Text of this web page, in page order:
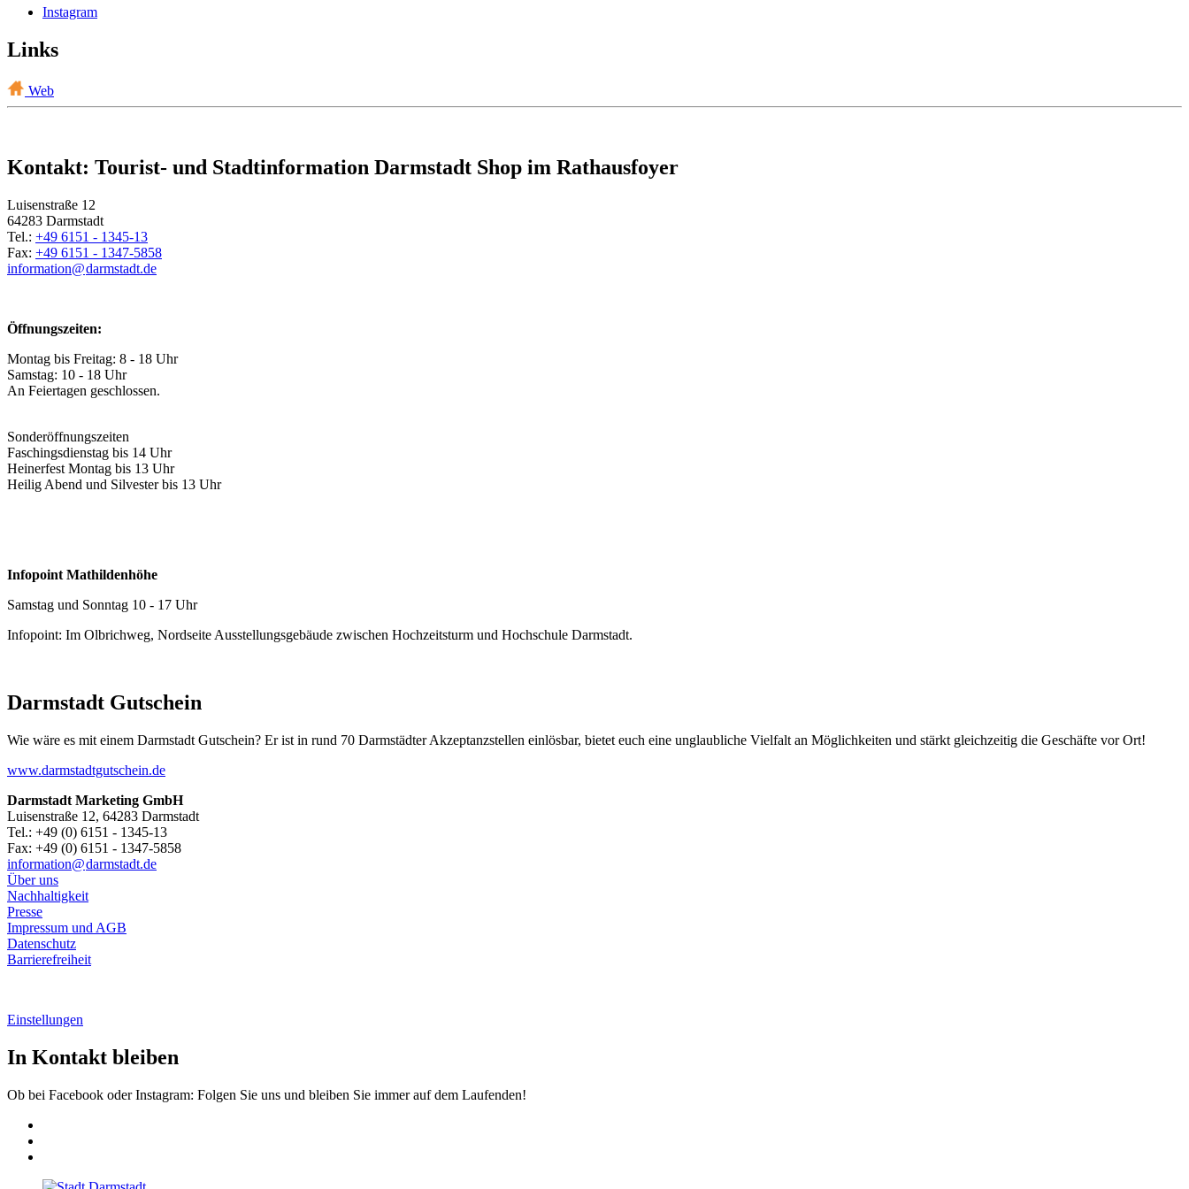
Instagram
Links
Web
Kontakt: Tourist- und Stadtinformation Darmstadt Shop im Rathausfoyer
Luisenstraße 12
64283 Darmstadt
Tel.: +49 6151 - 1345-13
Fax: +49 6151 - 1347-5858
information@darmstadt.de
Öffnungszeiten:
Montag bis Freitag: 8 - 18 Uhr
Samstag: 10 - 18 Uhr
An Feiertagen geschlossen.
Sonderöffnungszeiten
Faschingsdienstag bis 14 Uhr
Heinerfest Montag bis 13 Uhr
Heilig Abend und Silvester bis 13 Uhr
Infopoint Mathildenhöhe
Samstag und Sonntag 10 - 17 Uhr
Infopoint: Im Olbrichweg, Nordseite Ausstellungsgebäude zwischen Hochzeitsturm und Hochschule Darmstadt.
Darmstadt Gutschein
Wie wäre es mit einem Darmstadt Gutschein? Er ist in rund 70 Darmstädter Akzeptanzstellen einlösbar, bietet euch eine unglaubliche Vielfalt an Möglichkeiten und stärkt gleichzeitig die Geschäfte vor Ort!
www.darmstadtgutschein.de
Darmstadt Marketing GmbH
Luisenstraße 12, 64283 Darmstadt
Tel.: +49 (0) 6151 - 1345-13
Fax: +49 (0) 6151 - 1347-5858
information@darmstadt.de
Über uns
Nachhaltigkeit
Presse
Impressum und AGB
Datenschutz
Barrierefreiheit
Einstellungen
In Kontakt bleiben
Ob bei Facebook oder Instagram: Folgen Sie uns und bleiben Sie immer auf dem Laufenden!